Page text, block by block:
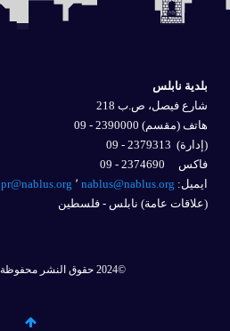
بلدية نابلس
شارع فيصل، ص.ب 218
هاتف (مقسم) 2390000 - 09
(إدارة)
فاكس 2374690 - 09
ايميل: nablus@nablus.org
pr@nablus.org
(علاقات عامة) نابلس - فلسطين
©2024 حقوق النشر محفوظة لــ بلدية نابلس